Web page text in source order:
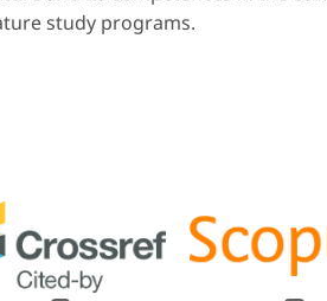
study programs.